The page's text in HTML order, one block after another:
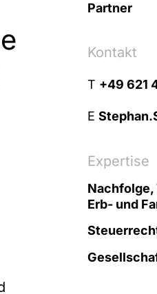
Partner
Kontakt
T +49 621
E
Expertise
Nachfolge,
Erb- und